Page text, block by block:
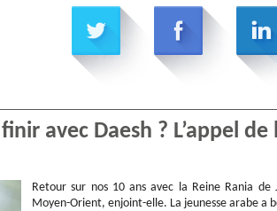
avec Daesh ? L’appel
Retour sur nos 10 ans avec la Reine Rania
Moyen-Orient, enjoint-elle. La jeunesse arabe a